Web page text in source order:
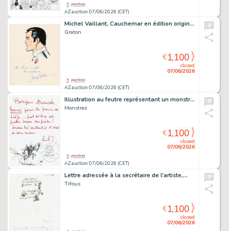
AZ auction 07/06/2026 (CET)
Michel Vaillant, Cauchemar en édition originale…
Graton
AZ auction 07/06/2026 (CET)
closed
07/06/2026
€1,100
Illustration au feutre représentant un monstre…
Monstres
AZ auction 07/06/2026 (CET)
closed
07/06/2026
€1,100
Lettre adressée à la secrétaire de l'artiste,…
Tifous
closed
07/06/2026
€1,100